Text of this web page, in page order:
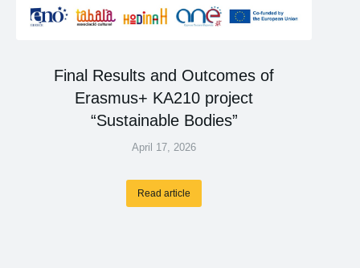
Final Results and Outcomes of
Erasmus+ KA210 project
“Sustainable Bodies”
April 17, 2026
Read article